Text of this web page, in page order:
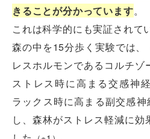
きることが分かっています。
これは科学的にも実証されて
森の中を15分歩く実験では、
レスホルモンであるコルチゾ
ストレス時に高まる交感神
ラックス時に高まる副交感
し、森林がストレス軽減に効